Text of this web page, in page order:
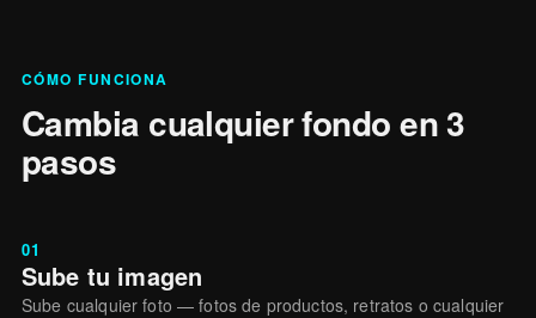
CÓMO FUNCIONA
Cambia cualquier fondo en 3
pasos
01
Sube tu imagen
Sube cualquier foto — fotos de productos, retratos o cualquier